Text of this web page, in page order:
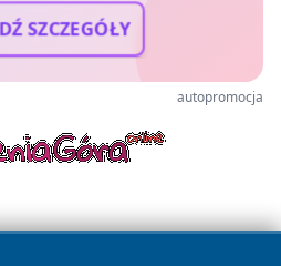
SZCZEGÓŁY
autopromocja